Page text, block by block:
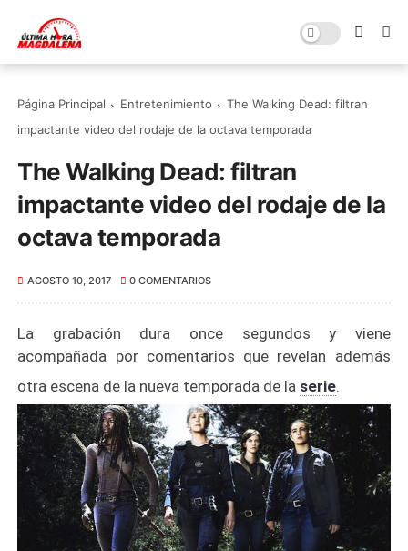
Página Principal Entretenimiento
The Walking Dead: filtran
impactante video del rodaje de la octava temporada
The Walking Dead: filtran
impactante video del rodaje de la
octava temporada
AGOSTO 10, 2017 0 COMENTARIOS
La grabación dura once segundos y viene
acompañada por comentarios que revelan además
otra escena de la nueva temporada de la serie.